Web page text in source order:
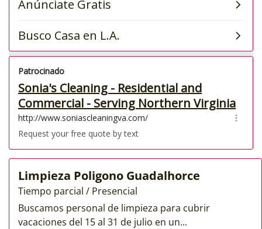
Limpieza Poligono Guadalhorce
Tiempo parcial / Presencial
Buscamos personal de limpieza para cubrir
vacaciones del 15 al 31 de julio en un...